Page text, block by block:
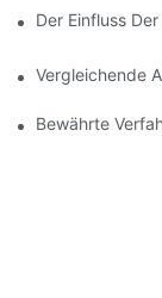
Der Einfluss
Vergleichende
Bewährte